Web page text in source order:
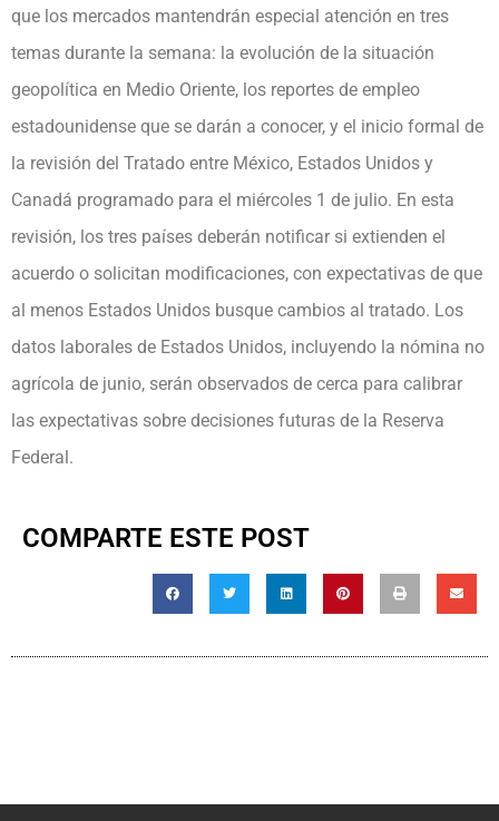
que los mercados mantendrán especial atención en tres
temas durante la semana: la evolución de la situación
geopolítica en Medio Oriente, los reportes de empleo
estadounidense que se darán a conocer, y el inicio formal de
la revisión del Tratado entre México, Estados Unidos y
Canadá programado para el miércoles 1 de julio. En esta
revisión, los tres países deberán notificar si extienden el
acuerdo o solicitan modificaciones, con expectativas de que
al menos Estados Unidos busque cambios al tratado. Los
datos laborales de Estados Unidos, incluyendo la nómina no
agrícola de junio, serán observados de cerca para calibrar
las expectativas sobre decisiones futuras de la Reserva
Federal.
COMPARTE ESTE POST